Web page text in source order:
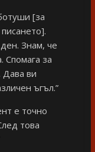
[за
Знам, че
Спомага за
Дава ви
ъгъл.”
е точно
това